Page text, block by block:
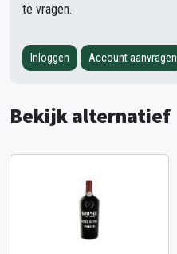
te vragen.
Inloggen Account aanvragen
Bekijk alternatief